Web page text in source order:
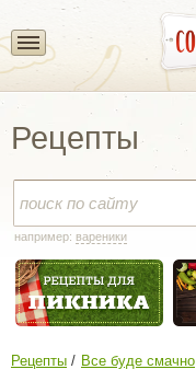
Рецепты
например: вареники
Рецепты Все буде смачно